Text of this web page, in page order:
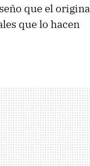
que el
que lo hacen